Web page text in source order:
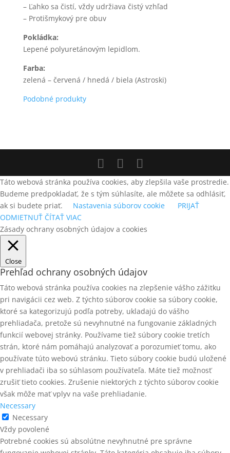
– Ľahko sa čistí, vždy udržiava čistý vzhľad
– Protišmykový pre obuv
Pokládka:
Lepené polyuretánovým lepidlom.
Farba:
zelená – červená / hnedá / biela (Astroski)
Podobné produkty
Táto webová stránka používa cookies, aby zlepšila vaše prostredie.
Budeme predpokladať, že s tým súhlasíte, ale môžete sa odhlásiť,
ak si budete priať.
Nastavenia súborov cookie
PRIJAŤ
ODMIETNUŤ ČÍTAŤ VIAC
Zásady ochrany osobných údajov a cookies
Close
Prehľad ochrany osobných údajov
Táto webová stránka používa cookies na zlepšenie vášho zážitku
pri navigácii cez web. Z týchto súborov cookie sa súbory cookie,
ktoré sa kategorizujú podľa potreby, ukladajú do vášho
prehliadača, pretože sú nevyhnutné na fungovanie základných
funkcií webovej stránky. Používame tiež súbory cookie tretích
strán, ktoré nám pomáhajú analyzovať a porozumieť tomu, ako
používate túto webovú stránku. Tieto súbory cookie budú uložené
v prehliadači iba so súhlasom používateľa. Máte tiež možnosť
zrušiť tieto cookies. Zrušenie niektorých z týchto súborov cookie
však môže mať vplyv na vaše prehliadanie.
Necessary
Necessary
Vždy povolené
Potrebné cookies sú absolútne nevyhnutné pre správne